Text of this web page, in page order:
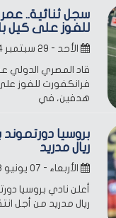
سجل ثنائية..
للفوز على كيل
الأحد - ٢٩ سبتمبر ٢٠٢٤
قاد المصري الدولي
فرانكفورت للفوز
هدفين، في
بروسيا دورتموند
ريال مدريد
الأربعاء - ٠٧ يونيو ٢٠٢٣
أعلن نادي بروسيا
ريال مدريد من أجل